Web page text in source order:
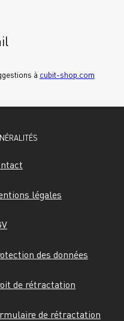
à cubit-shop.com
légales
des données
de rétractation
de rétractation